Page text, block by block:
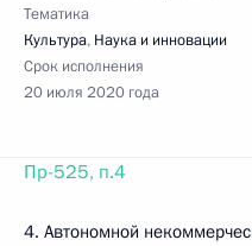
Тематика
Культура, Наука и инновации
Срок исполнения
20 июля 2020 года
Пр-525, п.4
4. Автономной